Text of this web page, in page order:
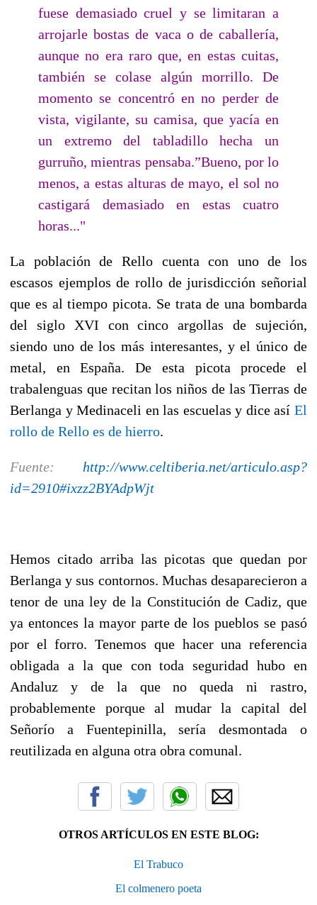
fuese demasiado cruel y se limitaran a
arrojarle bostas de vaca o de caballería,
aunque no era raro que, en estas cuitas,
también se colase algún morrillo. De
momento se concentró en no perder de
vista, vigilante, su camisa, que yacía en
un extremo del tabladillo hecha un
gurruño, mientras pensaba.”Bueno, por lo
menos, a estas alturas de mayo, el sol no
castigará demasiado en estas cuatro
horas..."
La población de Rello cuenta con uno de los
escasos ejemplos de rollo de jurisdicción señorial
que es al tiempo picota. Se trata de una bombarda
del siglo XVI con cinco argollas de sujeción,
siendo uno de los más interesantes, y el único de
metal, en España. De esta picota procede el
trabalenguas que recitan los niños de las Tierras de
Berlanga y Medinaceli en las escuelas y dice así El
rollo de Rello es de hierro.
Fuente: http://www.celtiberia.net/articulo.asp?
id=2910#ixzz2BYAdpWjt
Hemos citado arriba las picotas que quedan por
Berlanga y sus contornos. Muchas desaparecieron a
tenor de una ley de la Constitución de Cadiz, que
ya entonces la mayor parte de los pueblos se pasó
por el forro. Tenemos que hacer una referencia
obligada a la que con toda seguridad hubo en
Andaluz y de la que no queda ni rastro,
probablemente porque al mudar la capital del
Señorío a Fuentepinilla, sería desmontada o
reutilizada en alguna otra obra comunal.
OTROS ARTÍCULOS EN ESTE BLOG:
El Trabuco
El colmenero poeta